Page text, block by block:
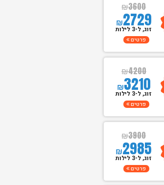
₪3600
₪2729
זוג, ל-3 לילות
פרטים
₪4200
₪3210
זוג, ל-3 לילות
פרטים
₪3900
₪2985
זוג, ל-3 לילות
פרטים